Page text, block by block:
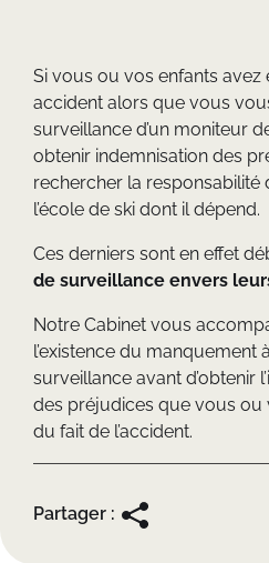
Si vous ou vos enfants avez
accident alors que vous
surveillance d’un moniteur
obtenir indemnisation des
rechercher la
l’école de ski dont il dépend.
Ces derniers sont en effet
de surveillance envers
Notre Cabinet vous
l’existence du manquement
surveillance avant d’obtenir
des préjudices que vous ou
du fait de l’accident.
Partager :